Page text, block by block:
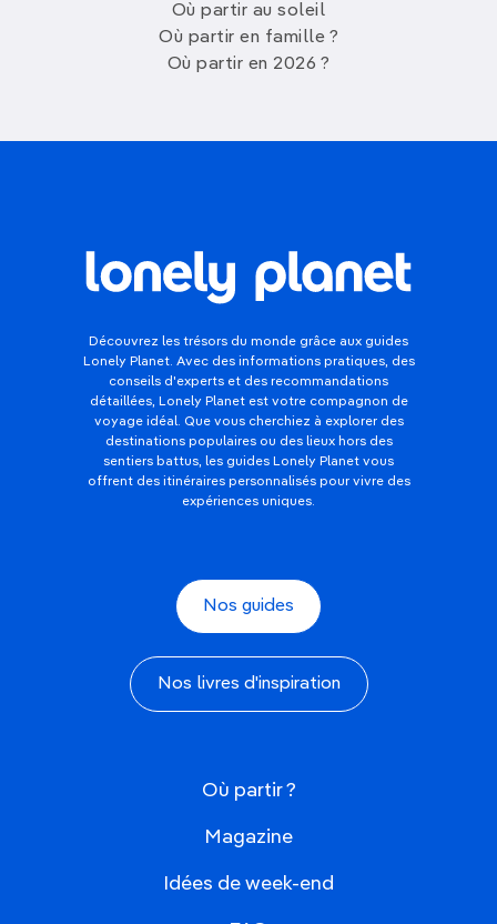
Où partir au soleil
Où partir en famille ?
Où partir en 2026 ?
Découvrez les trésors du monde grâce aux guides
Lonely Planet. Avec des informations pratiques, des
conseils d'experts et des recommandations
détaillées, Lonely Planet est votre compagnon de
voyage idéal. Que vous cherchiez à explorer des
destinations populaires ou des lieux hors des
sentiers battus, les guides Lonely Planet vous
offrent des itinéraires personnalisés pour vivre des
expériences uniques.
Nos guides
Nos livres d'inspiration
Où partir ?
Magazine
Idées de week-end